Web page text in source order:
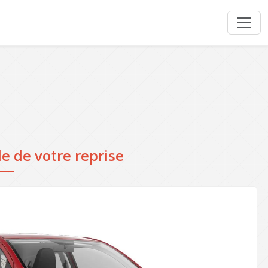
de votre reprise